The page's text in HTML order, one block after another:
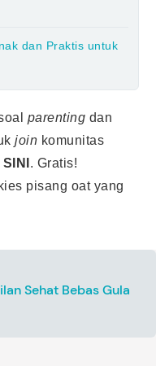
dan Praktis untuk
parenting dan
join komunitas
. Gratis!
pisang oat yang
Sehat Bebas Gula